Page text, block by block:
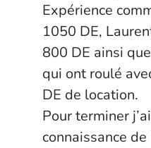
Expérience
1050 DE,
800 DE ainsi
qui ont roulé
DE de location.
Pour terminer
connaissance